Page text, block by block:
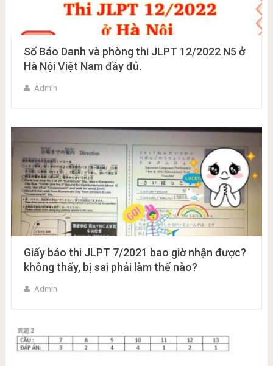
Số Báo Danh và phòng thi JLPT 12/2022 N5 ở
Hà Nội Việt Nam đầy đủ.
Admin
Giấy báo thi JLPT 7/2021 bao giờ nhận được?
không thấy, bị sai phải làm thế nào?
Admin